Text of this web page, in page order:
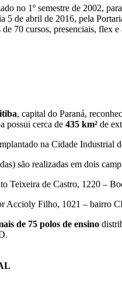
no 1º semestre de 2002,
5 de abril de 2016, pela
70 cursos, presenciais, flex e
, capital do Paraná,
possui cerca de 435 km² de
na Cidade Industrial
são realizadas em dois
Teixeira de Castro, 1220 –
Accioly Filho, 1021 – bairro
de 75 polos de ensino